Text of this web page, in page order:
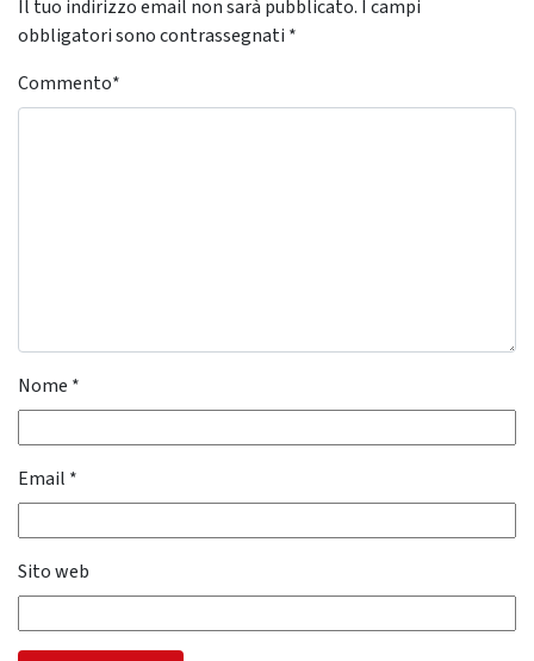
Il tuo indirizzo email non sarà pubblicato. I campi
obbligatori sono contrassegnati *
Commento*
Nome *
Email *
Sito web